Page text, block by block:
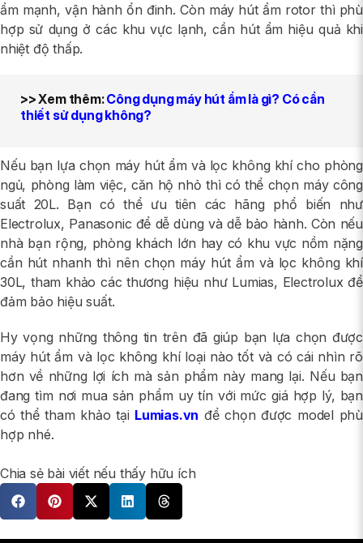
ẩm mạnh, vận hành ổn đinh. Còn máy hút ẩm rotor thì phù
hợp sử dụng ở các khu vực lạnh, cần hút ẩm hiệu quả khi
nhiệt độ thấp.
>> Xem thêm:Công dụng máy hút ẩm là gì? Có cần
thiết sử dụng không?
Nếu bạn lựa chọn máy hút ẩm và lọc không khí cho phòng
ngủ, phòng làm việc, căn hộ nhỏ thì có thể chọn máy công
suất 20L. Bạn có thể ưu tiên các hãng phổ biến như
Electrolux, Panasonic để dễ dùng và dễ bảo hành. Còn nếu
nhà bạn rộng, phòng khách lớn hay có khu vực nồm nặng
cần hút nhanh thì nên chọn máy hút ẩm và lọc không khí
30L, tham khảo các thương hiệu như Lumias, Electrolux để
đảm bảo hiệu suất.
Hy vọng những thông tin trên đã giúp bạn lựa chọn được
máy hút ẩm và lọc không khí loại nào tốt và có cái nhìn rõ
hơn về những lợi ích mà sản phẩm này mang lại. Nếu bạn
đang tìm nơi mua sản phẩm uy tín với mức giá hợp lý, bạn
có thể tham khảo tại Lumias.vn để chọn được model phù
hợp nhé.
Chia sẻ bài viết nếu thấy hữu ích